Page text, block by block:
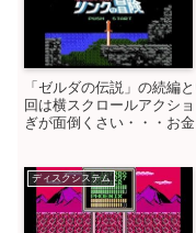
「ゼルダの伝説」の続編
回は横スクロールアクシ
ぎが面倒くさい・・・お
ディスクシステム